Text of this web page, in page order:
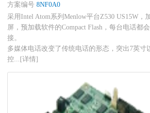
方案编号 8NF0A0
采用Intel Atom系列Menlow平台Z530 US15W，
屏，预加载软件的Compact Flash，每台电话都
接。
多媒体电话改变了传统电话的形态，突出7英寸
控...[详情]